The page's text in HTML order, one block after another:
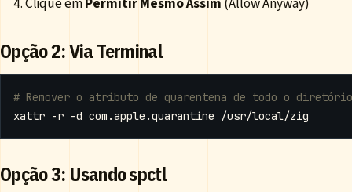
Opção 2: Via Terminal
# Remover o atributo de quarentena de todo o
Opção 3: Usando spctl